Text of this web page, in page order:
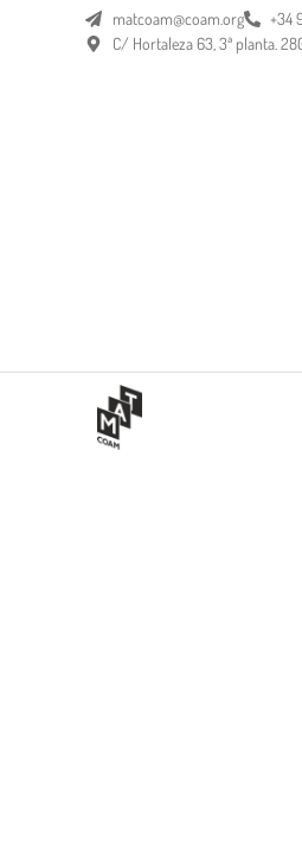
matcoam@coam.org
+34
C/ Hortaleza 63, 3ª planta.